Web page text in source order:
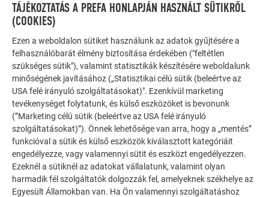
TOVÁBBI ÉPÜLETEK
TÁJÉKOZTATÁS A PREFA HONLAPJÁN HASZNÁLT SÜTIKRŐL
(COOKIES)
Ezen a weboldalon sütiket használunk az adatok gyűjtésére a
felhasználóbarát élmény biztosítása érdekében ("feltétlen
szükséges sütik"), valamint statisztikák készítésére weboldalunk
minőségének javításához („Statisztikai célú sütik (beleértve az
USA felé irányuló szolgáltatásokat)". Ezenkívül marketing
tevékenységet folytatunk, és külső eszközöket is bevonunk
(”Marketing célú sütik (beleértve az USA felé irányuló
szolgáltatásokat)”). Önnek lehetősége van arra, hogy a „mentés”
funkcióval a sütik és külső eszközök kiválasztott kategóriáit
engedélyezze, vagy valamennyi sütit és eszközt engedélyezzen.
Ezeknél a sütiknél az adatokat vállalatunk, valamint olyan
harmadik fél szolgáltatók dolgozzák fel, amelyeknek székhelye az
Egyesült Államokban van. Ha Ön valamennyi szolgáltatáshoz